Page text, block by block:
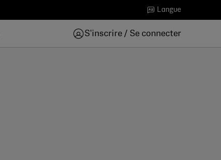
Langue
S'inscrire / Se connecter